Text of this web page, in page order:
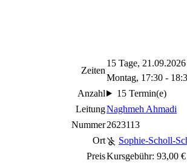
Zeiten
15 Tage,
Montag, 17:30 -
Anzahl
15 Termin(e)
LeitungNaghmeh Ahmadi
Nummer2623113
Ort
Sophie-Scholl-
PreisKursgebühr: 93,00 €